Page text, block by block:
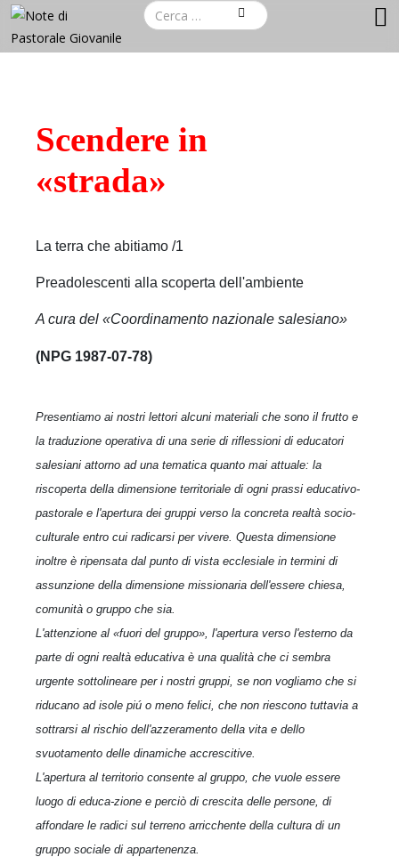
Scendere in
«strada»
La terra che abitiamo /1
Preadolescenti alla scoperta dell'ambiente
A cura del «Coordinamento nazionale salesiano»
(NPG 1987-07-78)
Presentiamo ai nostri lettori alcuni materiali che sono il frutto e
la traduzione operativa di una serie di riflessioni di educatori
salesiani attorno ad una tematica quanto mai attuale: la
riscoperta della dimensione territoriale di ogni prassi educativo-
pastorale e l'apertura dei gruppi verso la concreta realtà socio-
culturale entro cui radicarsi per vivere. Questa dimensione
inoltre è ripensata dal punto di vista ecclesiale in termini di
assunzione della dimensione missionaria dell'essere chiesa,
comunità o gruppo che sia.
L'attenzione al «fuori del gruppo», l'apertura verso l'esterno da
parte di ogni realtà educativa è una qualità che ci sembra
urgente sottolineare per i nostri gruppi, se non vogliamo che si
riducano ad isole piú o meno felici, che non riescono tuttavia a
sottrarsi al rischio dell'azzeramento della vita e dello
svuotamento delle dinamiche accrescitive.
L'apertura al territorio consente al gruppo, che vuole essere
luogo di educa-zione e perciò di crescita delle persone, di
affondare le radici sul terreno arricchente della cultura di un
gruppo sociale di appartenenza.